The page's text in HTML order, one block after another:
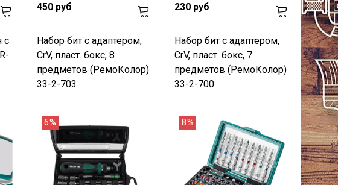
с
450 руб
Набор бит с адаптером,
CrV, пласт. бокс, 8
предметов (РемоКолор)
33-2-703
230 руб
Набор бит с адаптером,
CrV, пласт. бокс, 7
предметов (РемоКолор)
33-2-700
6% 8%